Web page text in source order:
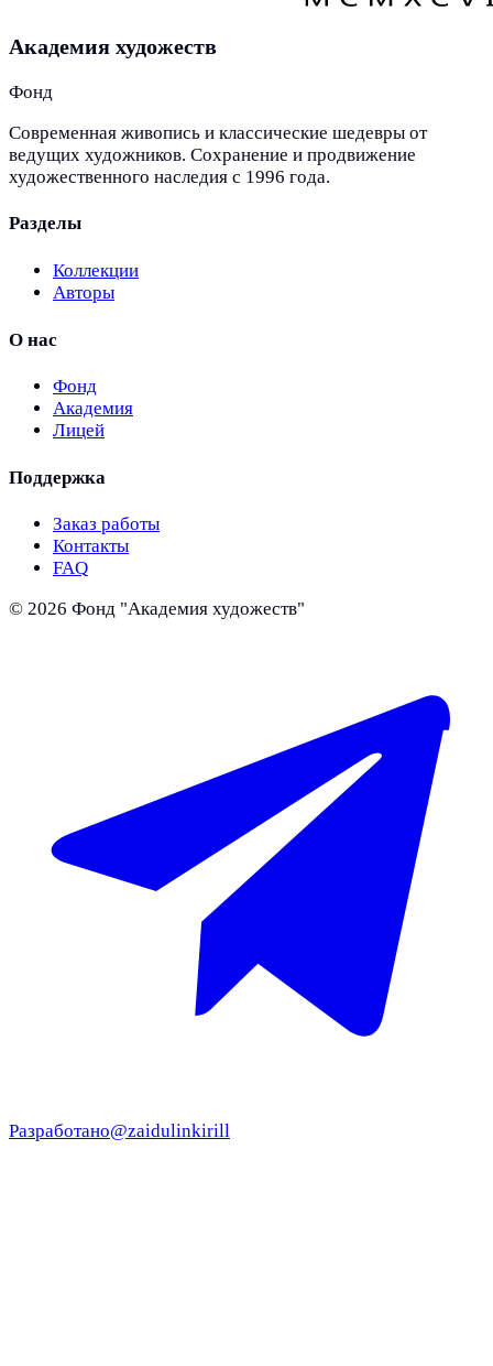
Академия художеств
Фонд
Современная живопись и классические шедевры от
ведущих художников. Сохранение и продвижение
художественного наследия с 1996 года.
Разделы
Коллекции
Авторы
О нас
Фонд
Академия
Лицей
Поддержка
Заказ работы
Контакты
FAQ
© 2026 Фонд "Академия художеств"
Разработано@zaidulinkirill